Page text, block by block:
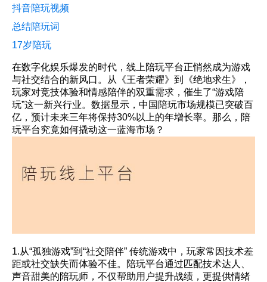
抖音陪玩视频
总结陪玩词
17岁陪玩
在数字化娱乐爆发的时代，线上陪玩平台正悄然成为游戏
与社交结合的新风口。从《王者荣耀》到《绝地求生》，
玩家对竞技体验和情感陪伴的双重需求，催生了“游戏陪
玩”这一新兴行业。数据显示，中国陪玩市场规模已突破百
亿，预计未来三年将保持30%以上的年增长率。那么，陪
玩平台究竟如何撬动这一蓝海市场？
1.从“孤独游戏”到“社交陪伴” 传统游戏中，玩家常因技术差
距或社交缺失而体验不佳。陪玩平台通过匹配技术达人、
声音甜美的陪玩师，不仅帮助用户提升战绩，更提供情绪